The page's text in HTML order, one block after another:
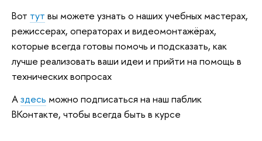
Вот тут вы можете узнать о наших учебных мастерах,
режиссерах, операторах и видеомонтажёрах,
которые всегда готовы помочь и подсказать, как
лучше реализовать ваши идеи и прийти на помощь в
технических вопросах
Аздесь можно подписаться на наш паблик
ВКонтакте, чтобы всегда быть в курсе